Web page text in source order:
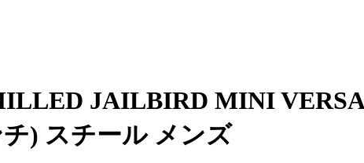
JAILBIRD MINI
) スチール メンズ